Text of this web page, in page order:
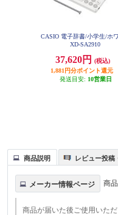
CASIO 電子辞書/小学生/ホ
XD-SA2910
37,620円
(税込)
1,881円分ポイント還元
発送目安: 10営業日
商品説明 レビュー投稿
メーカー情報ページ 商
商品が届いた後ご使用いただ